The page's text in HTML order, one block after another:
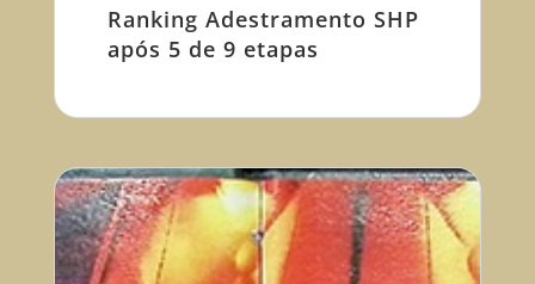
Ranking Adestramento SHP
após 5 de 9 etapas